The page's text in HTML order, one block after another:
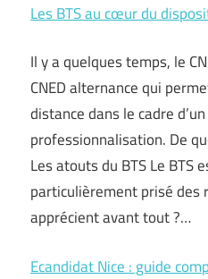
Les BTS au cœur du
Il y a quelques temps, le
CNED alternance qui
distance dans le cadre
professionnalisation. De
Les atouts du BTS Le BTS
particulièrement prisé des
apprécient avant tout ?…
Ecandidat Nice : guide